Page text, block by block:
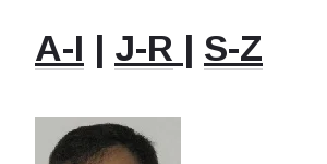
A-I | J-R | S-Z